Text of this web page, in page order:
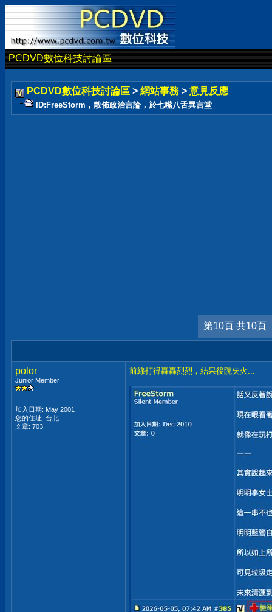
PCDVD數位科技討論區
PCDVD數位科技討論區 > 網站事務 > 意見反應
ID:FreeStorm，散佈政治言論，於七嘴八舌異言堂
第10頁 共10頁
polor
Junior Member
加入日期: May 2001
您的住址: 台北
文章: 703
前線打得轟轟烈烈，結果後院失火...